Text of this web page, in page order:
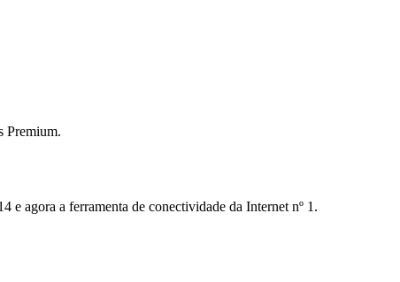
Premium.
e agora a ferramenta de conectividade da Internet nº 1.